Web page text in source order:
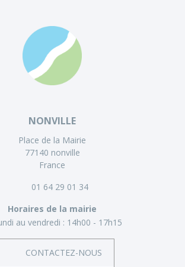
NONVILLE
Place de la Mairie
77140 nonville
France
01 64 29 01 34
Horaires de la mairie
au vendredi : 14h00 - 17h15
CONTACTEZ-NOUS